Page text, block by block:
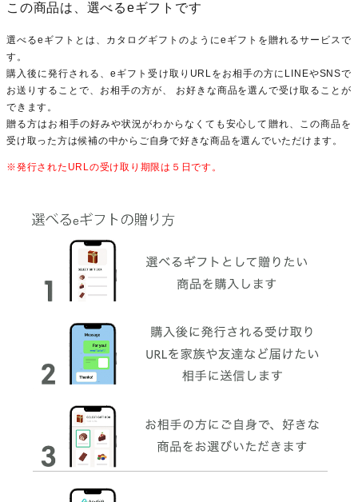
この商品は、選べるeギフトです
選べるeギフトとは、カタログギフトのようにeギフトを贈れるサービスで
す。
購入後に発行される、eギフト受け取りURLをお相手の方にLINEやSNSで
お送りすることで、お相手の方が、 お好きな商品を選んで受け取ることが
できます。
贈る方はお相手の好みや状況がわからなくても安心して贈れ、この商品を
受け取った方は候補の中からご自身で好きな商品を選んでいただけます。
※発行されたURLの受け取り期限は５日です。